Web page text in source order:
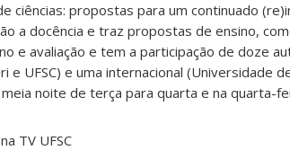
ciências: propostas para um continuado
a docência e traz propostas de ensino,
e avaliação e tem a participação de doze
UFSC) e uma internacional (Universidade
noite de terça para quarta e na quarta-
TV UFSC